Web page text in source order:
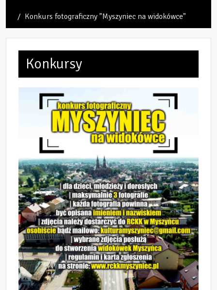
Konkurs fotograficzny "Myszyniec na widokówce"
Konkursy